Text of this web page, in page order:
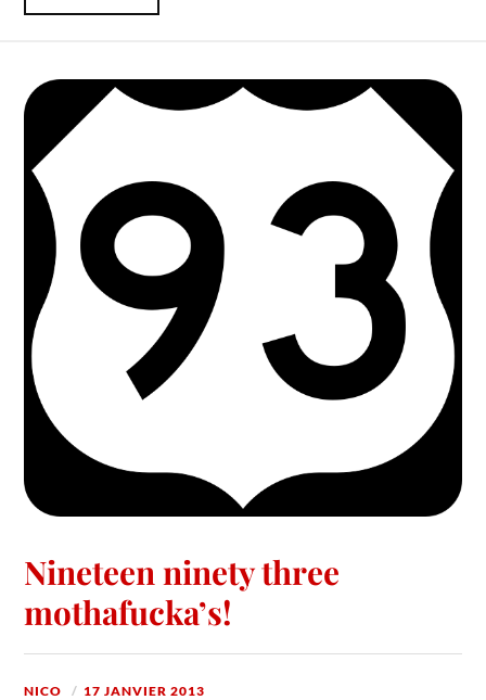
Nineteen ninety three
mothafucka’s!
NICO 17 JANVIER 2013